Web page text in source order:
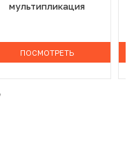
мультипликация
ПОСМОТРЕТЬ